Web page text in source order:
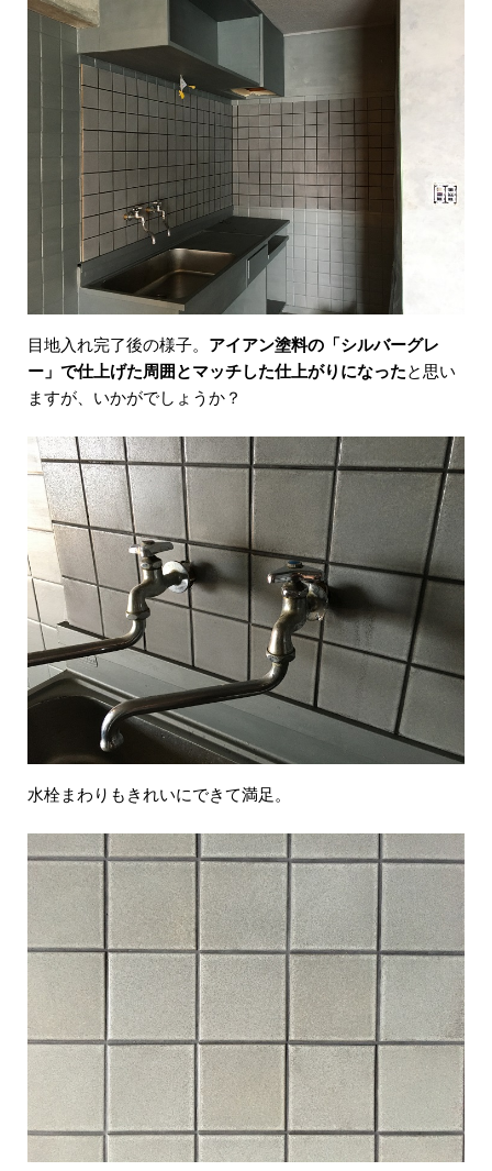
目地入れ完了後の様子。 アイアン塗料の「シルバーグレ
ー」で仕上げた周囲とマッチした仕上がりになったと思い
ますが、いかがでしょうか？
水栓まわりもきれいにできて満足。